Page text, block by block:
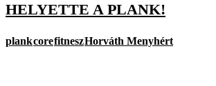
HELYETTE A PLANK!
plankcorefitneszHorváth Menyhért